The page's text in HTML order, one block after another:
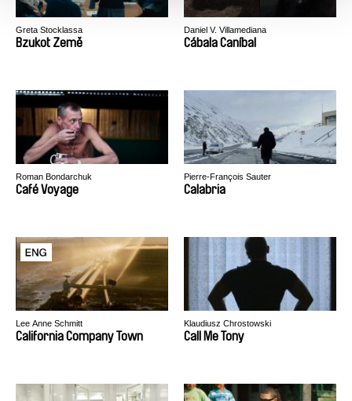
Greta Stocklassa
Bzukot Země
Daniel V. Villamediana
Cábala Caníbal
Roman Bondarchuk
Café Voyage
Pierre-François Sauter
Calabria
Lee Anne Schmitt
California Company Town
Klaudiusz Chrostowski
Call Me Tony